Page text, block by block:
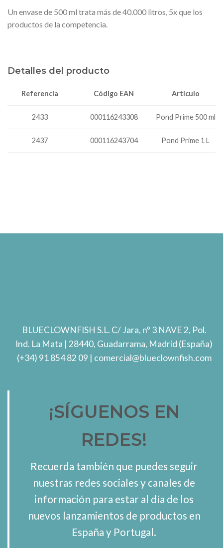
Un envase de 500 ml trata más de 40.000 litros, 5x que los
productos de la competencia.
Detalles del producto
Referencia Código EAN Artículo
2433 000116243308 Pond Prime 500 ml
2437 000116243704 Pond Prime 1 L
BLUECLOWNFISH S.L. C/ Jara, nº 3 NAVE 2, Pol.
Ind. La Mata | 28440, Guadarrama, Madrid (España)
(+34) 91 854 82 09 | comercial@blueclownfish.com
¡SÍGUENOS EN
REDES!
Recuerda también que puedes seguir
nuestras redes sociales y canales de
información para estar al día de los
nuevos lanzamientos de productos en
España y Portugal.